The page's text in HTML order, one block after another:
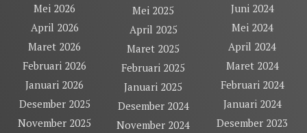
Mei 2026
April 2026
Maret 2026
Februari 2026
Januari 2026
Desember 2025
November 2025
Mei 2025
April 2025
Maret 2025
Februari 2025
Januari 2025
Desember 2024
November 2024
Juni 2024
Mei 2024
April 2024
Maret 2024
Februari 2024
Januari 2024
Desember 2023